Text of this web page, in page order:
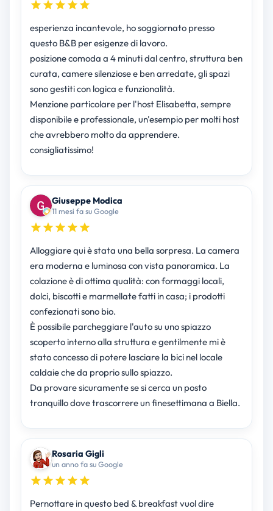
esperienza incantevole, ho soggiornato presso
questo B&B per esigenze di lavoro.
posizione comoda a 4 minuti dal centro, struttura ben
curata, camere silenziose e ben arredate, gli spazi
sono gestiti con logica e funzionalità.
Menzione particolare per l'host Elisabetta, sempre
disponibile e professionale, un'esempio per molti host
che avrebbero molto da apprendere.
consigliatissimo!
Giuseppe Modica
11 mesi fa su Google
Alloggiare qui è stata una bella sorpresa. La camera
era moderna e luminosa con vista panoramica. La
colazione è di ottima qualità: con formaggi locali,
dolci, biscotti e marmellate fatti in casa; i prodotti
confezionati sono bio.
È possibile parcheggiare l'auto su uno spiazzo
scoperto interno alla struttura e gentilmente mi è
stato concesso di potere lasciare la bici nel locale
caldaie che da proprio sullo spiazzo.
Da provare sicuramente se si cerca un posto
tranquillo dove trascorrere un finesettimana a Biella.
Rosaria Gigli
un anno fa su Google
Pernottare in questo bed & breakfast vuol dire